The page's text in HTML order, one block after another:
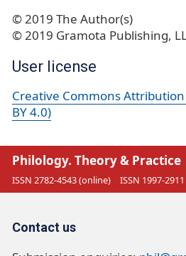
© 2019 The Author(s)
© 2019 Gramota Publishing,
User license
Creative Commons
BY 4.0)
Philology. Theory & Practice
ISSN 2782-4543 (online) ISSN 1997-
Contact us